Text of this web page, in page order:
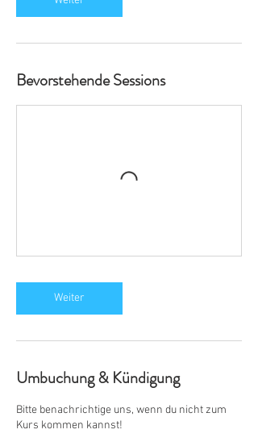
Bevorstehende Sessions
Weiter
Umbuchung & Kündigung
Bitte benachrichtige uns, wenn du nicht zum
Kurs kommen kannst!